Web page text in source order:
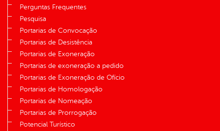
Perguntas Frequentes
Pesquisa
Portarias de Convocação
Portarias de Desistência
Portarias de Exoneração
Portarias de exoneração a pedido
Portarias de Exoneração de Ofício
Portarias de Homologação
Portarias de Nomeação
Portarias de Prorrogação
Potencial Turístico